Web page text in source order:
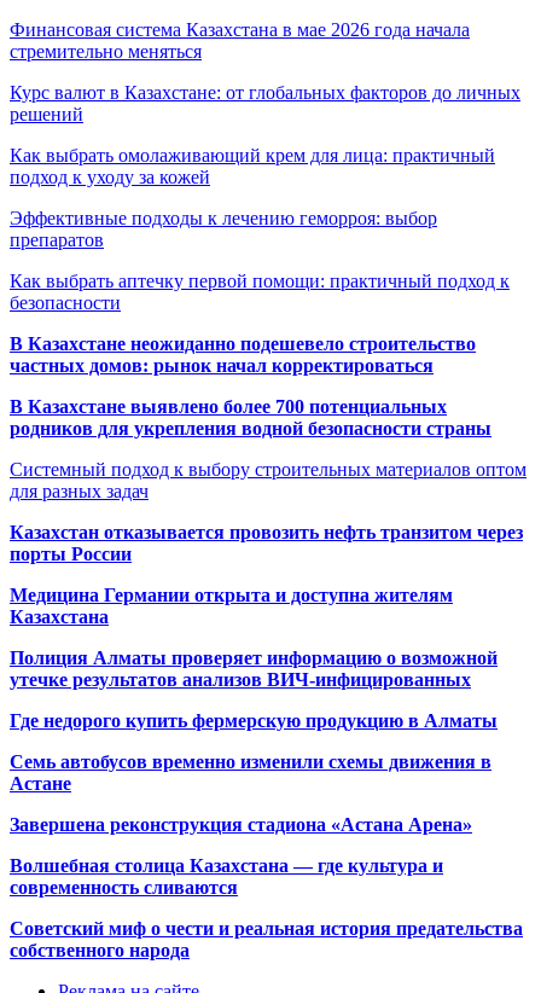
Финансовая система Казахстана в мае 2026 года начала
стремительно меняться
Курс валют в Казахстане: от глобальных факторов до личных
решений
Как выбрать омолаживающий крем для лица: практичный
подход к уходу за кожей
Эффективные подходы к лечению геморроя: выбор
препаратов
Как выбрать аптечку первой помощи: практичный подход к
безопасности
В Казахстане неожиданно подешевело строительство
частных домов: рынок начал корректироваться
В Казахстане выявлено более 700 потенциальных
родников для укрепления водной безопасности страны
Системный подход к выбору строительных материалов оптом
для разных задач
Казахстан отказывается провозить нефть транзитом через
порты России
Медицина Германии открыта и доступна жителям
Казахстана
Полиция Алматы проверяет информацию о возможной
утечке результатов анализов ВИЧ-инфицированных
Где недорого купить фермерскую продукцию в Алматы
Семь автобусов временно изменили схемы движения в
Астане
Завершена реконструкция стадиона «Астана Арена»
Волшебная столица Казахстана — где культура и
современность сливаются
Советский миф о чести и реальная история предательства
собственного народа